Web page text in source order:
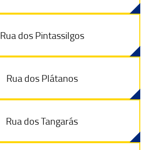
Rua dos Pintassilgos
Rua dos Plátanos
Rua dos Tangarás